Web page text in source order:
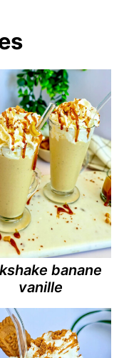
banane
vanille